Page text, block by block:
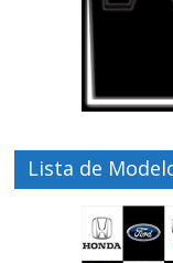
Lista de